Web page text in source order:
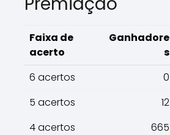
Faixa de
acerto
Ganhadore
s
6 acertos
0
5 acertos
12
4 acertos
665